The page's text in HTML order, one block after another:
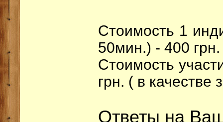
Стоимость 1
50мин.) - 400 грн.
Стоимость
грн. ( в качестве
Ответы на